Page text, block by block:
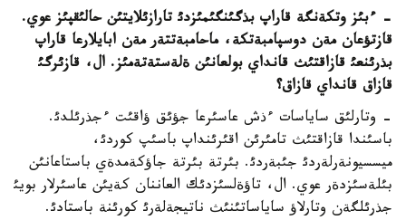
- ءبئز وتكةنگة قاراپ بذگئنگئمئزدئ تارازئلايتئن حالئقپئز عوي.
قازتؤعان مةن دوسپامبةتكة، ماحامبةتتةر مةن ابايلارعا قاراپ
بذرئنعئ قازاقتئث قانداي بولعانئن ةلةستةتةمئز. ال، قازئرگئ
قازاق قانداي قازاق؟
- وتارلئق ساياسات ءذش عاسئرعا جؤئق ؤاقئت ءجذرئلدئ.
باسئندا قازاقتئث تامئرئن اقئرئنداپ باسئپ كوردئ،
ميسسيونةرلةردئ جئبةردئ. بئرتة بئرتة جاؤكةمدةي باستاعانئن
بئلةسئزدةر عوي. ال، تاؤةلسئزدئك العاننان كةيئن عاسئرلار بويئ
جذرئلگةن وتارلاؤ ساياساتئنئث ناتيجةلةرئ كورئنة باستادئ.